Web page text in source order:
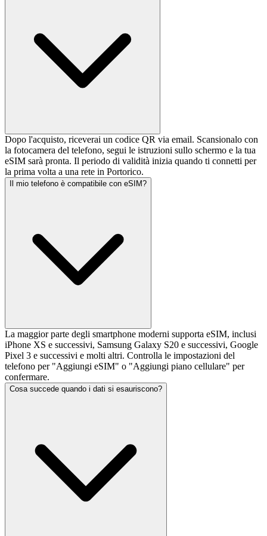
Dopo l'acquisto, riceverai un codice QR via email. Scansionalo con
la fotocamera del telefono, segui le istruzioni sullo schermo e la tua
eSIM sarà pronta. Il periodo di validità inizia quando ti connetti per
la prima volta a una rete in Portorico.
Il mio telefono è compatibile con eSIM?
La maggior parte degli smartphone moderni supporta eSIM, inclusi
iPhone XS e successivi, Samsung Galaxy S20 e successivi, Google
Pixel 3 e successivi e molti altri. Controlla le impostazioni del
telefono per "Aggiungi eSIM" o "Aggiungi piano cellulare" per
confermare.
Cosa succede quando i dati si esauriscono?